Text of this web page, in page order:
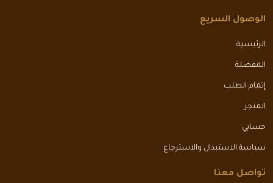
الوصول السريع
الرئيسية
المفضلة
إتمام الطلب
المتجر
حسابي
سياسة الاستبدال والاسترجاع
تواصل معنا